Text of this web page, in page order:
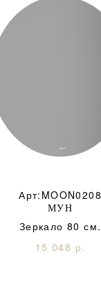
Арт:MOON0208
МУН
Зеркало 80 см.
15 048 р.